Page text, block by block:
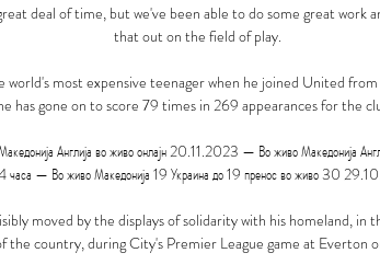
deal of time, but we've been able to do some great work
that out on the field of play.
world's most expensive teenager when he joined United
has gone on to score 79 times in 269 appearances for the
Англија во живо онлајн 20.11.2023 — Во живо Македонија
— Во живо Македонија 19 Украина до 19 пренос во живо 30
moved by the displays of solidarity with his homeland, in
the country, during City's Premier League game at Everton